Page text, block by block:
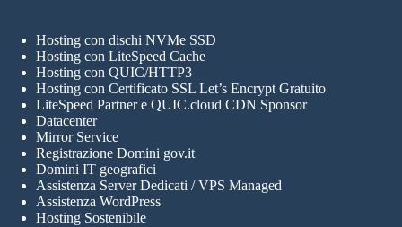
Hosting con dischi NVMe SSD
Hosting con LiteSpeed Cache
Hosting con QUIC/HTTP3
Hosting con Certificato SSL Let’s Encrypt Gratuito
LiteSpeed Partner e QUIC.cloud CDN Sponsor
Datacenter
Mirror Service
Registrazione Domini gov.it
Domini IT geografici
Assistenza Server Dedicati / VPS Managed
Assistenza WordPress
Hosting Sostenibile